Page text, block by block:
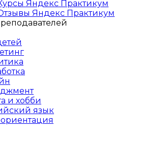
Яндекс Практикум
Яндекс Практикум
и хобби
язык